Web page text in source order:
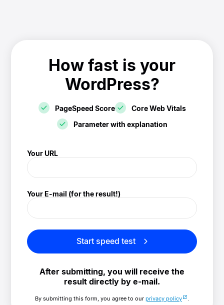
How fast is your
WordPress?
PageSpeed Score
Core Web Vitals
Parameter with explanation
(/speedtest)
Your URL
Your E-mail (for the result!)
Start speed test
After submitting, you will receive the
result directly by e-mail.
By submitting this form, you agree to our privacy policy